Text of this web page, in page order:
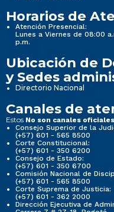
Horarios de
Atención Presencial:
Lunes a Viernes de 08:00
p.m.
Ubicación de
y Sedes
Directorio Nacional
Canales de
Estos No son canales oficiales
Consejo Superior de la
(+57) 601 - 565 8500
Corte Constitucional:
(+57) 601 - 350 6200
Consejo de Estado:
(+57) 601 - 350 6700
Comisión Nacional de
(+57) 601 - 565 8500
Corte Suprema de Justicia:
(+57) 601 - 362 2000
Dirección Ejecutiva de